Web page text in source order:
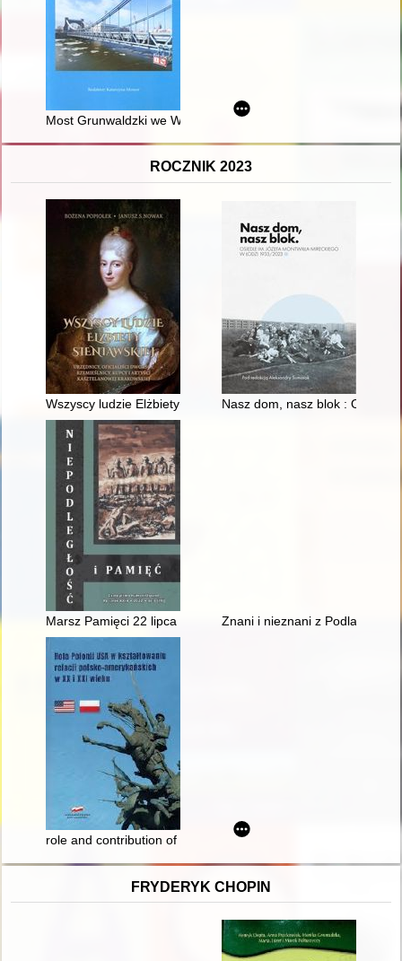
Most Grunwaldzki we Wrocławiu. Cz. 1
ROCZNIK 2023
Wszyscy ludzie Elżbiety Sieniawskiej : urzędnicy, oficjaliści
Nasz dom, nasz blok : Osiedle
Marsz Pamięci 22 lipca 1942 rokuZnani i nieznani z Podlasia :
role and contribution of the Polish Americans to regarding
FRYDERYK CHOPIN